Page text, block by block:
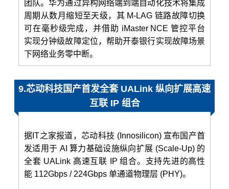
团队。华为通过异构网络端到端自动化技术将集成
周期从数月缩短至天级，其 M-LAG 链路故障切换
可在毫秒级完成，并借助 iMaster NCE 管控平台
实现分钟级故障定位，帮助开泰银行实现故障场景
下网络业务零中断。
9.芯动科技国产首发全套 UALink 纵向扩展高速
互联 IP 组合
据IT之家报道，芯动科技 (Innosilicon) 宣布国产首
发适用于 AI 算力基础设施纵向扩展 (Scale-Up) 的
全套 UALink 高速互联 IP 组合。支持先进的高性
能 112Gbps / 224Gbps 单通道物理层 (PHY)。